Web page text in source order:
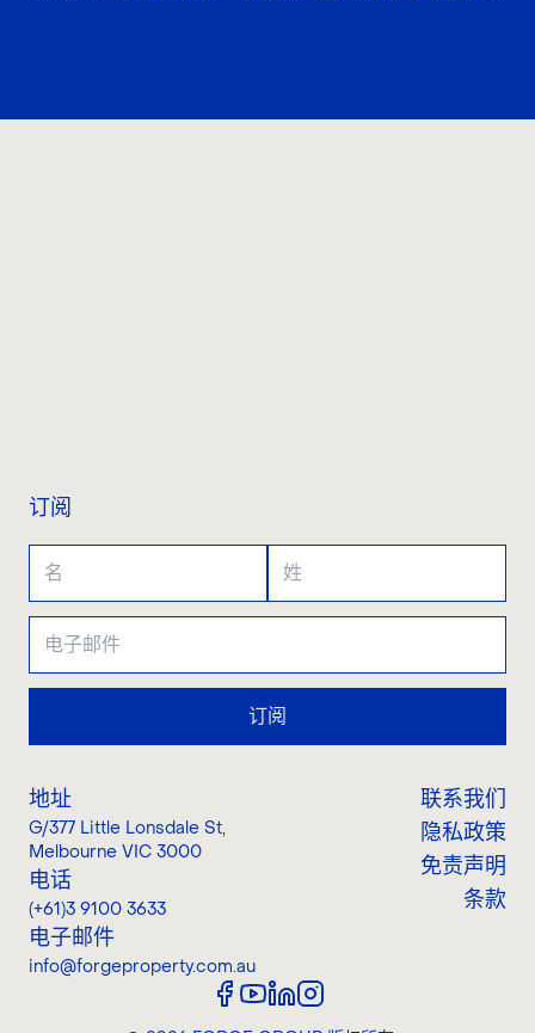
订阅
订阅
地址
G/377 Little Lonsdale St,
Melbourne VIC 3000
电话
(+61)3 9100 3633
电子邮件
info@forgeproperty.com.au
联系我们
隐私政策
免责声明
条款